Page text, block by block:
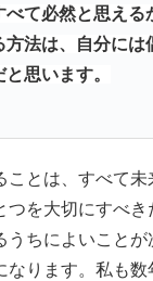
べて必然と思える
方法は、自分には
思います。
ことは、すべて
つを大切にすべ
うちによいこと
なります。私も